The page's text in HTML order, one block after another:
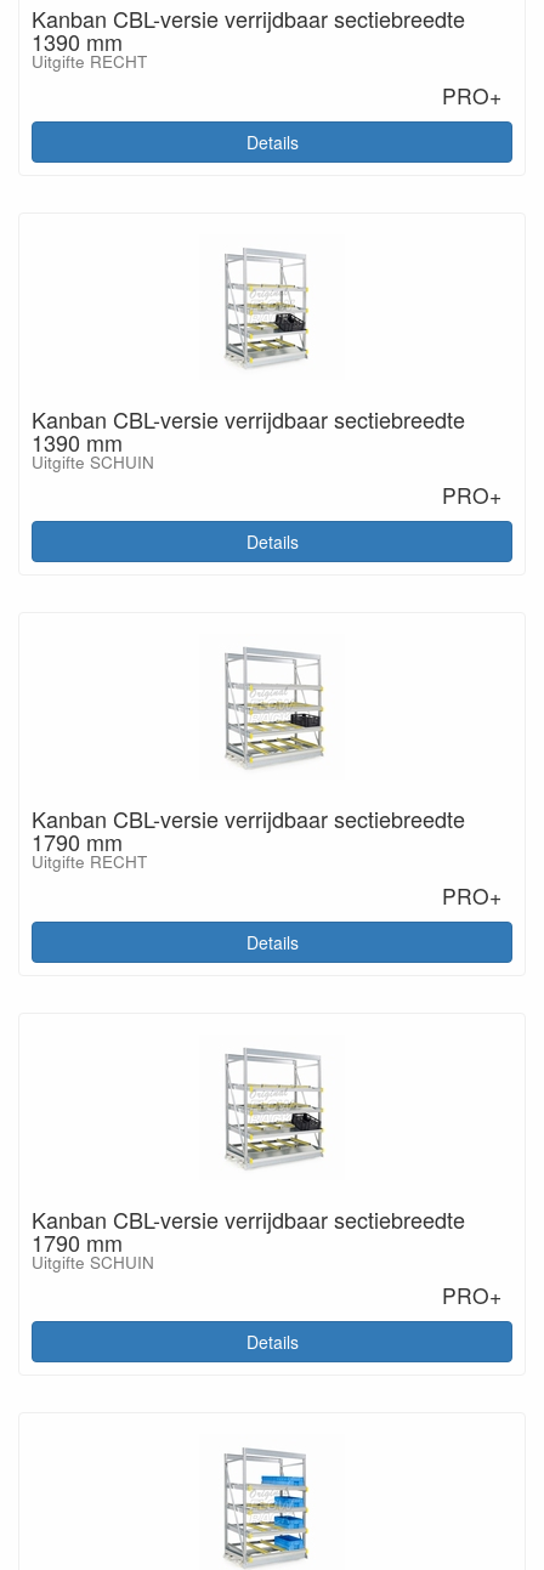
Kanban CBL-versie verrijdbaar sectiebreedte
1390 mm
Uitgifte RECHT
PRO+
Details
Kanban CBL-versie verrijdbaar sectiebreedte
1390 mm
Uitgifte SCHUIN
PRO+
Details
Kanban CBL-versie verrijdbaar sectiebreedte
1790 mm
Uitgifte RECHT
PRO+
Details
Kanban CBL-versie verrijdbaar sectiebreedte
1790 mm
Uitgifte SCHUIN
PRO+
Details